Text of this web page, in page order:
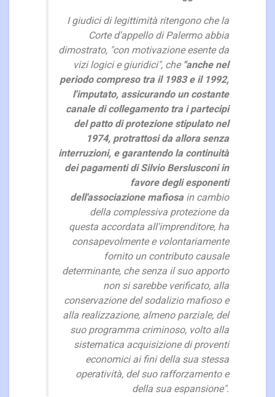
I giudici di legittimità ritengono che la
Corte d'appello di Palermo abbia
dimostrato, "con motivazione esente da
vizi logici e giuridici", che"anche nel
periodo compreso tra il 1983 e il 1992,
l'imputato, assicurando un costante
canale di collegamento tra i partecipi
del patto di protezione stipulato nel
1974, protrattosi da allora senza
interruzioni, e garantendo la continuità
dei pagamenti di Silvio Berslusconi in
favore degli esponenti
dell'associazione mafiosain cambio
della complessiva protezione da
questa accordata all'imprenditore, ha
consapevolmente e volontariamente
fornito un contributo causale
determinante, che senza il suo apporto
non si sarebbe verificato, alla
conservazione del sodalizio mafioso e
alla realizzazione, almeno parziale, del
suo programma criminoso, volto alla
sistematica acquisizione di proventi
economici ai fini della sua stessa
operatività, del suo rafforzamento e
della sua espansione".